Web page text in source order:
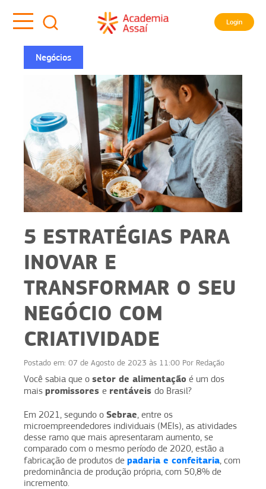
Login
Negócios
5 ESTRATÉGIAS PARA
INOVAR E
TRANSFORMAR O SEU
NEGÓCIO COM
CRIATIVIDADE
Postado em: 07 de Agosto de 2023 às 11:00 Por Redação
Você sabia que o setor de alimentação é um dos
mais promissores e rentáveis do Brasil?
Em 2021, segundo o Sebrae, entre os
microempreendedores individuais (MEIs), as atividades
desse ramo que mais apresentaram aumento, se
comparado com o mesmo período de 2020, estão a
fabricação de produtos de padaria e confeitaria, com
predominância de produção própria, com 50,8% de
incremento.